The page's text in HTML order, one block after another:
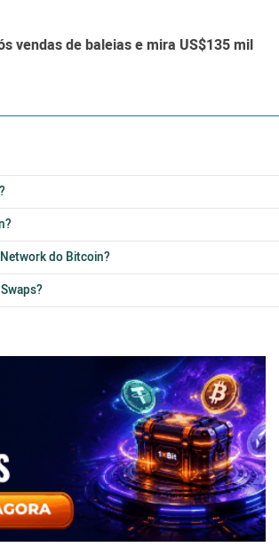
vendas de baleias e mira US$135 mil
do Bitcoin?